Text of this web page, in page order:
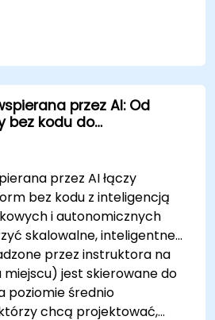
przez AI: Od
bez kodu do
przez AI łączy
bez kodu z inteligencją
i autonomicznych
skalowalne, inteligentne
przez instruktora na
miejscu) jest skierowane do
poziomie średnio
chcą projektować,